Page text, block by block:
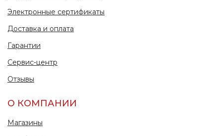
Электронные сертификаты
Доставка и оплата
Гарантии
Сервис-центр
Отзывы
О КОМПАНИИ
Магазины